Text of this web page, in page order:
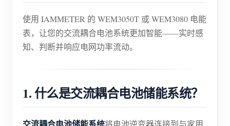
家庭自动化
工厂能源监控
教程视频
常见问题
新闻
博客
贡献者计划
贡献者中心
IAMMETER 活动
论坛
应用商店
站点探索
解决方案
联系我们
使用 IAMMETER 的 WEM3050T 或 WEM3080 电能
表，让您的交流耦合电池系统更加智能——实时感
知、判断并响应电网功率流动。
1. 什么是交流耦合电池储能系统？